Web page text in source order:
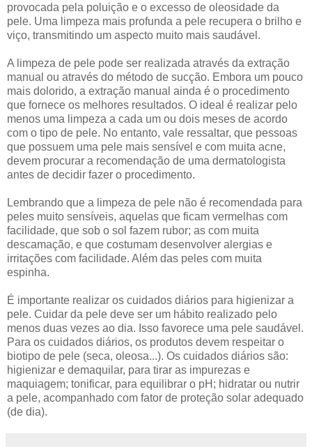
provocada pela poluição e o excesso de oleosidade da
pele. Uma limpeza mais profunda a pele recupera o brilho e
viço, transmitindo um aspecto muito mais saudável.
A limpeza de pele pode ser realizada através da extração
manual ou através do método de sucção. Embora um pouco
mais dolorido, a extração manual ainda é o procedimento
que fornece os melhores resultados. O ideal é realizar pelo
menos uma limpeza a cada um ou dois meses de acordo
com o tipo de pele. No entanto, vale ressaltar, que pessoas
que possuem uma pele mais sensível e com muita acne,
devem procurar a recomendação de uma dermatologista
antes de decidir fazer o procedimento.
Lembrando que a limpeza de pele não é recomendada para
peles muito sensíveis, aquelas que ficam vermelhas com
facilidade, que sob o sol fazem rubor; as com muita
descamação, e que costumam desenvolver alergias e
irritações com facilidade. Além das peles com muita
espinha.
É importante realizar os cuidados diários para higienizar a
pele. Cuidar da pele deve ser um hábito realizado pelo
menos duas vezes ao dia. Isso favorece uma pele saudável.
Para os cuidados diários, os produtos devem respeitar o
biotipo de pele (seca, oleosa...). Os cuidados diários são:
higienizar e demaquilar, para tirar as impurezas e
maquiagem; tonificar, para equilibrar o pH; hidratar ou nutrir
a pele, acompanhado com fator de proteção solar adequado
(de dia).